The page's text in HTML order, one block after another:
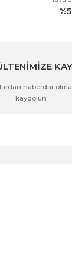
haberdar
kaydolun